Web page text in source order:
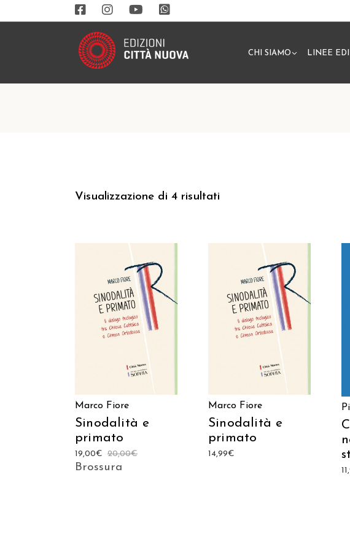
CHI SIAMO LINEE
Visualizzazione di 4 risultati
Prodotto
acquistabile sui
seguenti store
Marco Fiore
Sinodalità e
primato
20,00€
19,00€
Brossura
AGGIUNGI AL CARRELLO
Marco Fiore
Sinodalità e
primato
14,99€